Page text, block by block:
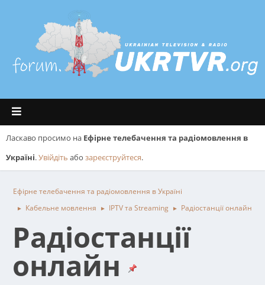
Ласкаво просимо на Ефірне телебачення та радіомовлення в
Україні.Увійдіть або зареєструйтеся.
Ефірне телебачення та радіомовлення в Україні
► Кабельне мовлення ► IPTV та Streaming ► Радіостанції онлайн
Радіостанції
онлайн